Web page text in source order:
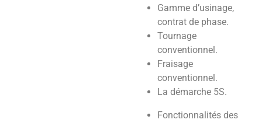
Gamme d’usinage,
contrat de phase.
Tournage
conventionnel.
Fraisage
conventionnel.
La démarche 5S.
Fonctionnalités des